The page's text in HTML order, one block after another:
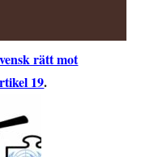
rätt mot
19.